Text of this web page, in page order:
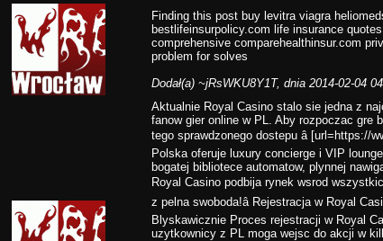
Finding this post buy levitra viagra
bestlifeinsurpolicy.com life insurance
comprehensive comparehealthinsur.com
problem for solves
Dodał(a) ~jRsWKU8Y1T, dnia 2014-02-04
Aktualnie Royal Casino stalo sie jedna z
fanow gier online w PL. Aby rozpoczac
tego sprawdzonego dostepu â [url=https://
Polska oferuje luxury concierge i VIP
bogatej bibliotece automatow, plynnej
Royal Casino podbija rynek wsrod
z pelna swoboda!â Rejestracja w Royal
Blyskawicznie Proces rejestracji w Royal
uzytkownicy z PL moga wejsc do akcji w